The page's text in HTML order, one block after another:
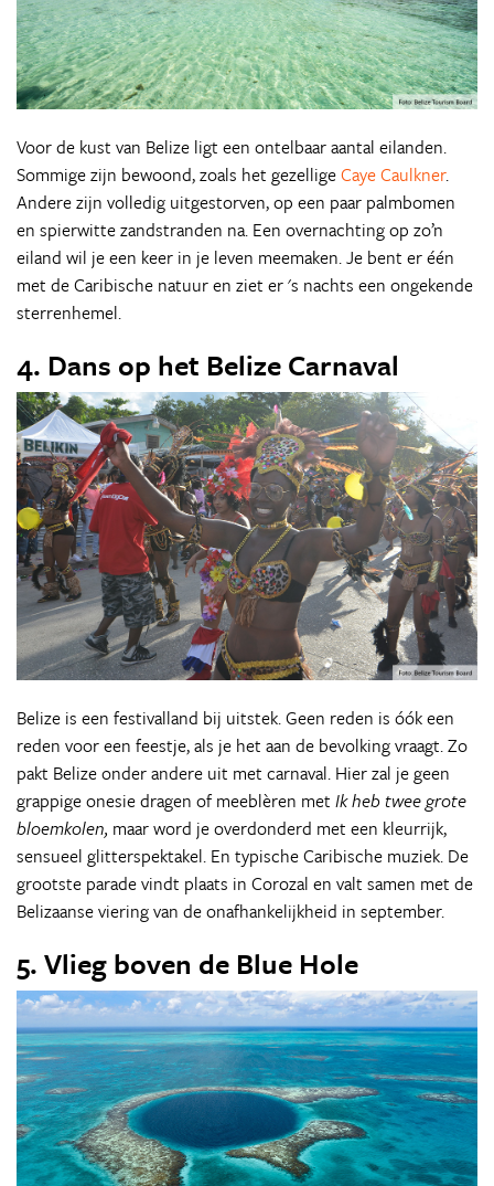
Voor de kust van Belize ligt een ontelbaar aantal eilanden.
Sommige zijn bewoond, zoals het gezelligeCaye Caulkner.
Andere zijn volledig uitgestorven, op een paar palmbomen
en spierwitte zandstranden na. Een overnachting op zo’n
eiland wil je een keer in je leven meemaken. Je bent er één
met de Caribische natuur en ziet er 's nachts een ongekende
sterrenhemel.
4. Dans op het Belize Carnaval
Belize is een festivalland bij uitstek. Geen reden is óók een
reden voor een feestje, als je het aan de bevolking vraagt. Zo
pakt Belize onder andere uit met carnaval. Hier zal je geen
grappige onesie dragen of meeblèren met Ik heb twee grote
bloemkolen, maar word je overdonderd met een kleurrijk,
sensueel glitterspektakel. En typische Caribische muziek. De
grootste parade vindt plaats in Corozal en valt samen met de
Belizaanse viering van de onafhankelijkheid in september.
5. Vlieg boven de Blue Hole